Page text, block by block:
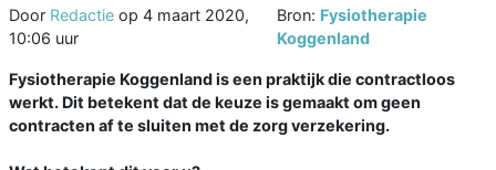
Door Redactie op 4 maart 2020,
10:06 uur
Bron: Fysiotherapie
Koggenland
Fysiotherapie Koggenland is een praktijk die contractloos
werkt. Dit betekent dat de keuze is gemaakt om geen
contracten af te sluiten met de zorg verzekering.